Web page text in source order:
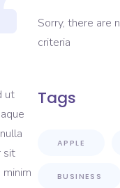
ut
sit
Sorry, there are
criteria
Tags
APPLE
BUSINESS